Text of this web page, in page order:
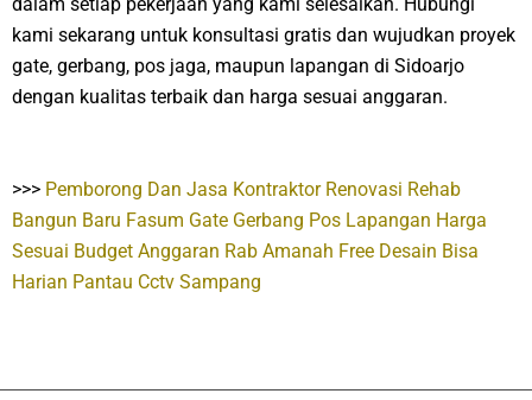
kami sekarang untuk konsultasi gratis dan wujudkan proyek
gate, gerbang, pos jaga, maupun lapangan di Sidoarjo
dengan kualitas terbaik dan harga sesuai anggaran.
>>> Pemborong Dan Jasa Kontraktor Renovasi Rehab
Bangun Baru Fasum Gate Gerbang Pos Lapangan Harga
Sesuai Budget Anggaran Rab Amanah Free Desain Bisa
Harian Pantau Cctv Sampang